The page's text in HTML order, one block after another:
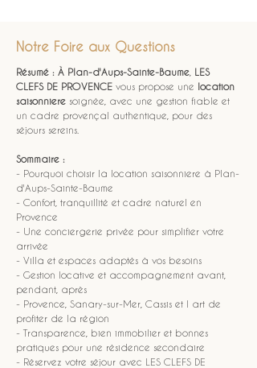
Notre Foire aux Questions
Résumé : À Plan-d'Aups-Sainte-Baume LES
CLEFS DE PROVENCE vous propose une location
saisonniere soignée, avec une gestion fiable et
un cadre provençal authentique, pour des
séjours sereins.
Sommaire :
- Pourquoi choisir la location saisonniere à Plan-
d'Aups-Sainte-Baume
- Confort, tranquillité et cadre naturel en
Provence
- Une conciergerie privée pour simplifier votre
arrivée
- Villa et espaces adaptés à vos besoins
- Gestion locative et accompagnement avant,
pendant, après
- Provence, Sanary-sur-Mer, Cassis et l art de
profiter de la région
- Transparence, bien immobilier et bonnes
pratiques pour une résidence secondaire
- Réservez votre séjour avec LES CLEFS DE